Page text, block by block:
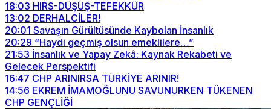
18:03 HIRS-DÜŞÜŞ-TEFEKKÜR
13:02 DERHALCİLER!
20:01 Savaşın Gürültüsünde Kaybolan İnsanlık
20:29 “Haydi geçmiş olsun emeklilere…”
21:53 İnsanlık ve Yapay Zekâ: Kaynak Rekabeti ve
Gelecek Perspektifi
16:47 CHP ARINIRSA TÜRKİYE ARINIR!
14:56 EKREM İMAMOĞLUNU SAVUNURKEN TÜKENEN
CHP GENÇLİĞİ